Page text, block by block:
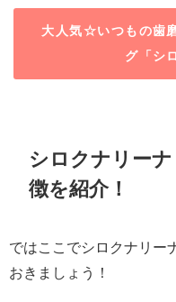
大人気☆いつもの歯
グ「シ
シロクナリー
徴を紹介！
ではここでシロクナリー
おきましょう！